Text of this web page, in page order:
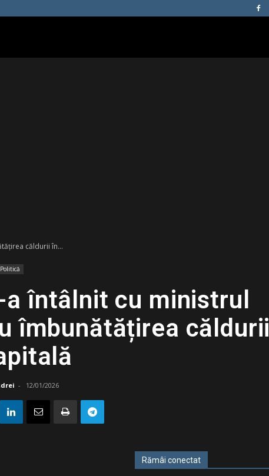
căldurii în...
Politică
întâlnit cu ministrul
îmbunătățirea căldurii
- 12/01/2026
Rămâi conectat